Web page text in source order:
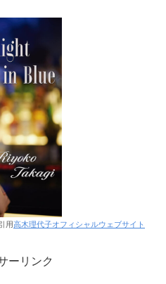
用高木理代子オフィシャルウェブサイト
ーリンク